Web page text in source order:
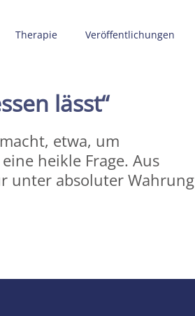
Therapie Veröffentlichungen
lässt“
etwa, um
heikle Frage. Aus
unter absoluter Wahrung